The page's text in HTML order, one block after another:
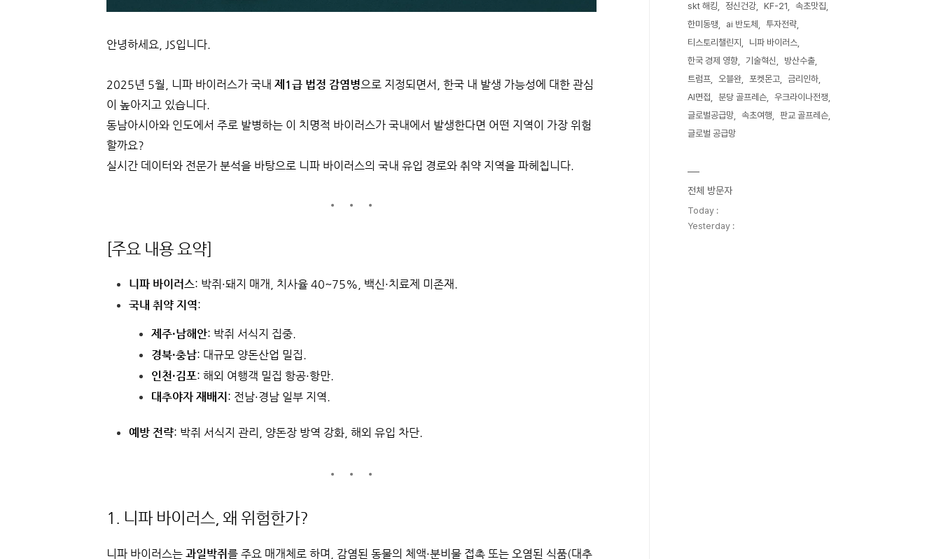
안녕하세요, JS입니다.
2025년 5월, 니파 바이러스가 국내 제1급 법정 감염병으로 지정되면서, 한국 내 발생 가능성에 대한 관심
이 높아지고 있습니다.
동남아시아와 인도에서 주로 발병하는 이 치명적 바이러스가 국내에서 발생한다면 어떤 지역이 가장 위험
할까요?
실시간 데이터와 전문가 분석을 바탕으로 니파 바이러스의 국내 유입 경로와 취약 지역을 파헤칩니다.
[주요 내용 요약]
니파 바이러스: 박쥐·돼지 매개, 치사율 40~75%, 백신·치료제 미존재.
국내 취약 지역:
제주·남해안: 박쥐 서식지 집중.
경북·충남: 대규모 양돈산업 밀집.
인천·김포: 해외 여행객 밀집 항공·항만.
대추야자 재배지 : 전남·경남 일부 지역.
예방 전략: 박쥐 서식지 관리, 양돈장 방역 강화, 해외 유입 차단.
1. 니파 바이러스, 왜 위험한가?
니파 바이러스는 과일박쥐 를 주요 매개체로 하며, 감염된 동물의 체액·분비물 접촉 또는 오염된 식품(대추
skt 해킹
정신건강 KF-21
속초맛집
한미동맹
ai 반도체
투자전략
티스토리챌린지
니파 바이러스
한국 경제 영향
기술혁신
방산수출
트럼프
오블완 포켓몬고
금리인하
AI면접
분당 골프레슨
우크라이나전쟁
글로벌공급망
속초여행
판교 골프레슨
글로벌 공급망
전체 방문자
Today :
Yesterday :